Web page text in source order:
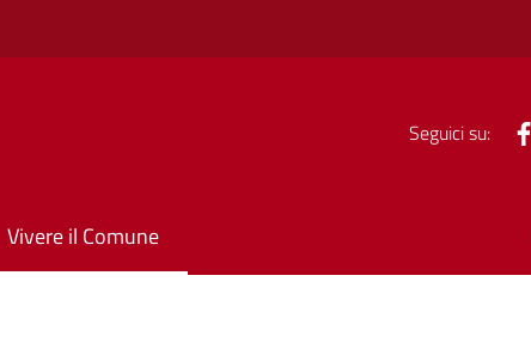
Seguici su:
Vivere il Comune